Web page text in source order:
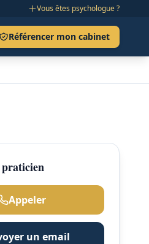
Vous êtes psychologue ?
Référencer mon cabinet
Appeler
un email